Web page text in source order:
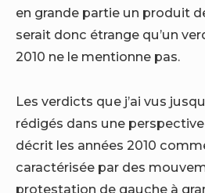
en grande partie un produit
serait donc étrange qu’un
2010 ne le mentionne pas.
Les verdicts que j’ai vus
rédigés dans une
décrit les années 2010
caractérisée par des
protestation de gauche à